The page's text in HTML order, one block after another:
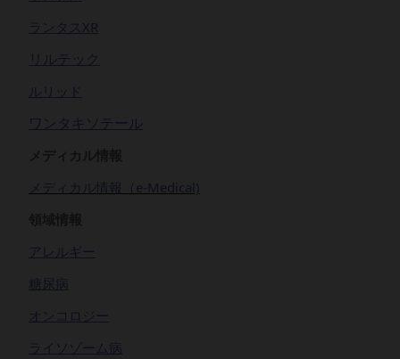
ランタスXR
リルテック
ルリッド
ワンタキソテール
メディカル情報（e-Medical)
アレルギー
糖尿病
オンコロジー
ライソゾーム病